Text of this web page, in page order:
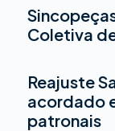
Coletiva
Reajuste
acordado
patronais